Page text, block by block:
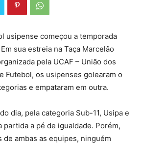
usipense começou a temporada
sua estreia na Taça Marcelão
pela UCAF – União dos
Futebol, os usipenses golearam o
e empataram em outra.
dia, pela categoria Sub-11, Usipa e
partida a pé de igualdade. Porém,
de ambas as equipes, ninguém